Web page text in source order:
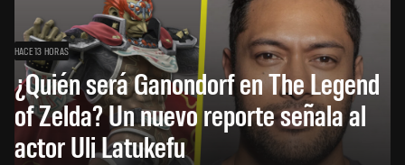
HACE 13 HORAS
¿Quién será Ganondorf en The Legend
of Zelda? Un nuevo reporte señala al
actor Uli Latukefu